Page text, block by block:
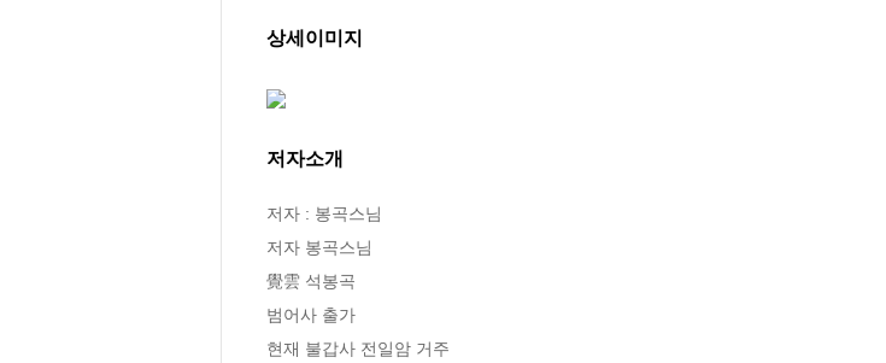
상세이미지
저자소개
저자 : 봉곡스님
저자 봉곡스님
覺雲 석봉곡
범어사 출가
현재 불갑사 전일암 거주